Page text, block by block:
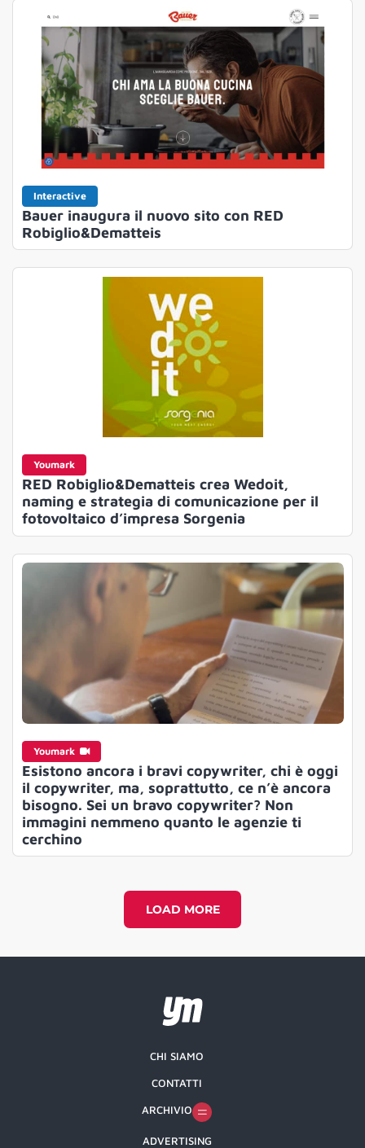
Interactive
Bauer inaugura il nuovo sito con RED
Robiglio&Dematteis
Youmark
RED Robiglio&Dematteis crea Wedoit,
naming e strategia di comunicazione per il
fotovoltaico d’impresa Sorgenia
Youmark
Esistono ancora i bravi copywriter, chi è oggi
il copywriter, ma, soprattutto, ce n’è ancora
bisogno. Sei un bravo copywriter? Non
immagini nemmeno quanto le agenzie ti
cerchino
LOAD MORE
CHI SIAMO
CONTATTI
ARCHIVIO
ADVERTISING